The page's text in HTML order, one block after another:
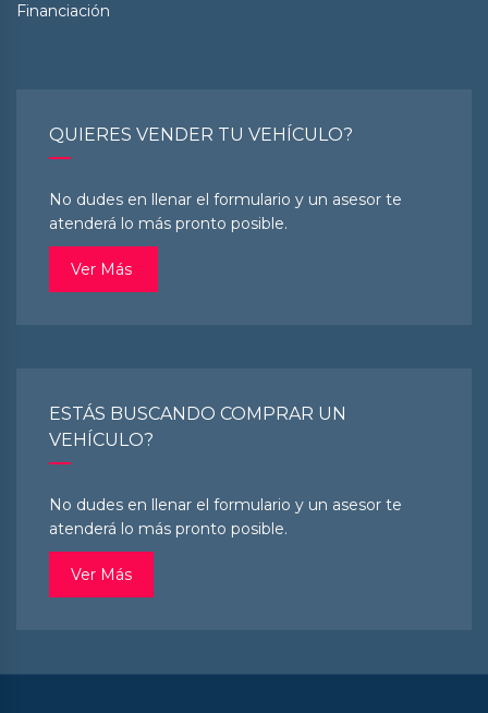
Financiación
QUIERES VENDER TU VEHÍCULO?
No dudes en llenar el formulario y un asesor te
atenderá lo más pronto posible.
Ver Más
ESTÁS BUSCANDO COMPRAR UN
VEHÍCULO?
No dudes en llenar el formulario y un asesor te
atenderá lo más pronto posible.
Ver Más